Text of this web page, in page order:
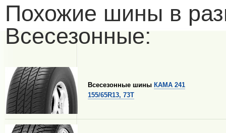
Похожие шины в
Всесезонные:
Всесезонные шины КАМА 241
155/65R13, 73T